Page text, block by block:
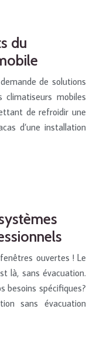
du
de solutions
mobiles
de refroidir une
d’une installation
ouvertes ! Le
là, sans évacuation.
besoins spécifiques?
sans évacuation